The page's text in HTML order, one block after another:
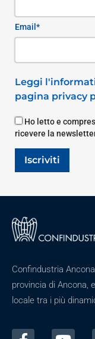
Email*
Leggi
pagina privacy
Ho letto e
ricevere la
Iscriviti
Confindustria
provincia di Ancona,
locale tra i più